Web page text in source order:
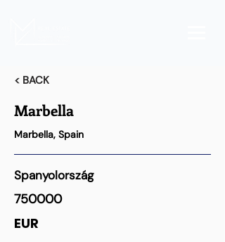
< BACK
Marbella
Marbella, Spain
Spanyolország
750000
EUR